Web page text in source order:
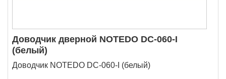
Доводчик дверной NOTEDO DC-060-I
(белый)
Доводчик NOTEDO DC-060-I (белый)